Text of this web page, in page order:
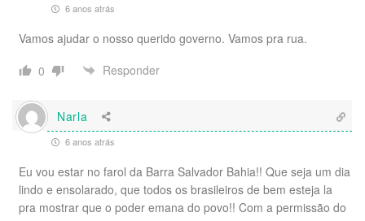
6 anos atrás
Vamos ajudar o nosso querido governo. Vamos pra rua.
0
Responder
Narla
6 anos atrás
Eu vou estar no farol da Barra Salvador Bahia!! Que seja um dia
lindo e ensolarado, que todos os brasileiros de bem esteja la
pra mostrar que o poder emana do povo!! Com a permissão do